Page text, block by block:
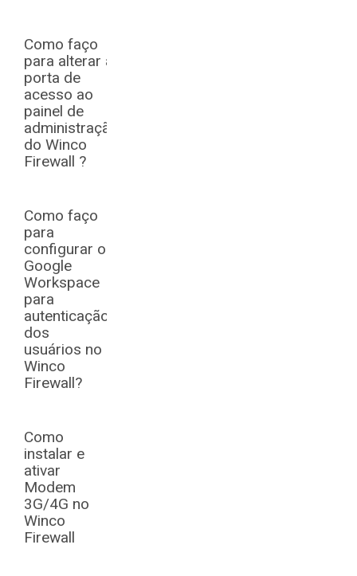
Como faço
para alterar a
porta de
acesso ao
painel de
administração
do Winco
Firewall ?
Como faço
para
configurar o
Google
Workspace
para
autenticação
dos
usuários no
Winco
Firewall?
Como
instalar e
ativar
Modem
3G/4G no
Winco
Firewall